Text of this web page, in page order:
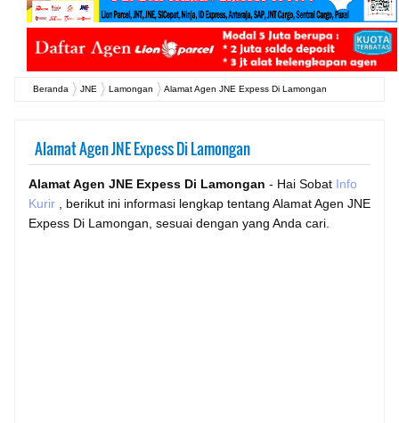
Beranda JNE Lamongan Alamat Agen JNE Expess Di Lamongan
Alamat Agen JNE Expess Di Lamongan
Alamat Agen JNE Expess Di Lamongan - Hai Sobat Info
Kurir
, berikut ini informasi lengkap tentang Alamat Agen JNE
Expess Di Lamongan, sesuai dengan yang Anda cari.